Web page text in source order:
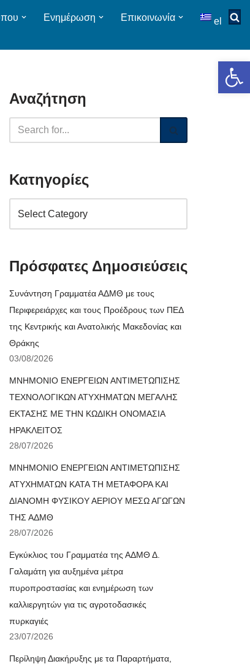
Ενημέρωση Επικοινωνία el
Αναζήτηση
Κατηγορίες
Πρόσφατες Δημοσιεύσεις
Συνάντηση Γραμματέα ΑΔΜΘ με τους
Περιφερειάρχες και τους Προέδρους των ΠΕΔ
της Κεντρικής και Ανατολικής Μακεδονίας και
Θράκης
03/08/2026
ΜΝΗΜΟΝΙΟ ΕΝΕΡΓΕΙΩΝ ΑΝΤΙΜΕΤΩΠΙΣΗΣ
ΤΕΧΝΟΛΟΓΙΚΩΝ ΑΤΥΧΗΜΑΤΩΝ ΜΕΓΑΛΗΣ
ΕΚΤΑΣΗΣ ΜΕ ΤΗΝ ΚΩΔΙΚΗ ΟΝΟΜΑΣΙΑ
ΗΡΑΚΛΕΙΤΟΣ
28/07/2026
ΜΝΗΜΟΝΙΟ ΕΝΕΡΓΕΙΩΝ ΑΝΤΙΜΕΤΩΠΙΣΗΣ
ΑΤΥΧΗΜΑΤΩΝ ΚΑΤΑ ΤΗ ΜΕΤΑΦΟΡΑ ΚΑΙ
ΔΙΑΝΟΜΗ ΦΥΣΙΚΟΥ ΑΕΡΙΟΥ ΜΕΣΩ ΑΓΩΓΩΝ
ΤΗΣ ΑΔΜΘ
28/07/2026
Εγκύκλιος του Γραμματέα της ΑΔΜΘ Δ.
Γαλαμάτη για αυξημένα μέτρα
πυροπροστασίας και ενημέρωση των
καλλιεργητών για τις αγροτοδασικές
πυρκαγιές
23/07/2026
Περίληψη Διακήρυξης με τα Παραρτήματα,